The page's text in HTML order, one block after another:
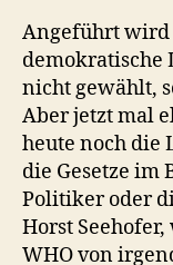
Angeführt wird
demokratische
nicht gewählt,
Aber jetzt mal
heute noch die
die Gesetze im
Politiker oder
Horst
WHO von